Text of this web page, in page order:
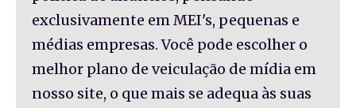
exclusivamente em MEI's, pequenas e
médias empresas. Você pode escolher o
melhor plano de veiculação de mídia em
nosso site, o que mais se adequa às suas